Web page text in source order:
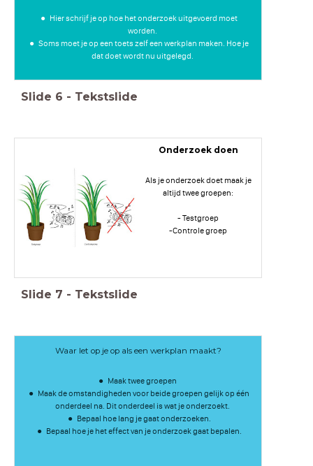
Hier schrijf je op hoe het onderzoek uitgevoerd moet
worden.
Soms moet je op een toets zelf een werkplan maken. Hoe je
dat doet wordt nu uitgelegd.
Slide 6 - Tekstslide
Onderzoek doen
Als je onderzoek doet maak je
altijd twee groepen:
- Testgroep
-Controle groep
Slide 7 - Tekstslide
Waar let op je op als een werkplan maakt?
Maak twee groepen
Maak de omstandigheden voor beide groepen gelijk op één
onderdeel na. Dit onderdeel is wat je onderzoekt.
Bepaal hoe lang je gaat onderzoeken.
Bepaal hoe je het effect van je onderzoek gaat bepalen.